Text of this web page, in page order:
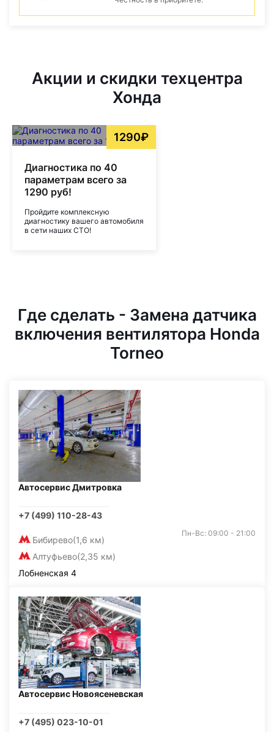
Акции и скидки техцентра
Хонда
1290₽
Диагностика по 40
параметрам всего за
1290 руб!
Пройдите комплексную
диагностику вашего автомобиля
в сети наших СТО!
Где сделать - Замена датчика
включения вентилятора Honda
Torneo
Автосервис Дмитровка
+7 (499) 110-28-43
Бибирево(1,6 км)
Алтуфьево(2,35 км)
Пн-Вс: 09:00 - 21:00
Лобненская 4
Автосервис Новоясеневская
+7 (495) 023-10-01